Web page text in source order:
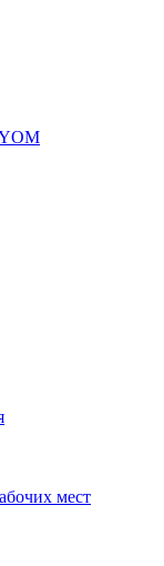
мест